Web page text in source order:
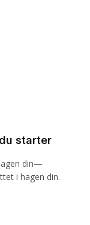
starter
din—
i hagen din.